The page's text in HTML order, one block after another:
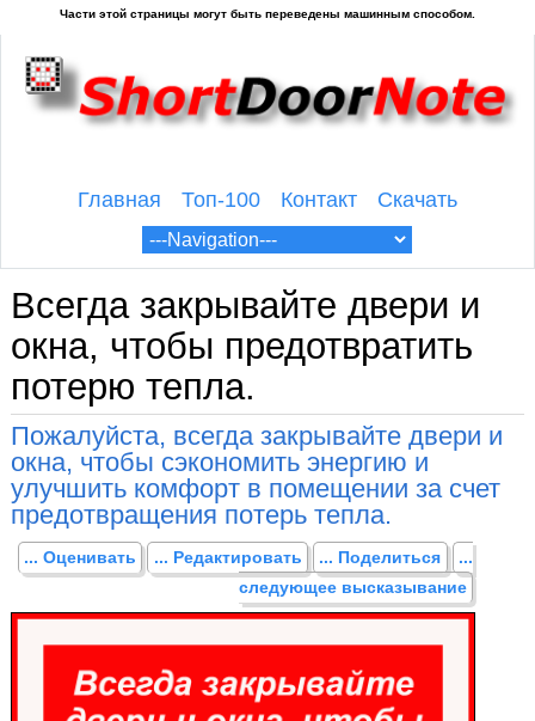
Главная Топ-100 Контакт Скачать
Всегда закрывайте двери и
окна, чтобы предотвратить
потерю тепла.
Пожалуйста, всегда закрывайте двери и
окна, чтобы сэкономить энергию и
улучшить комфорт в помещении за счет
предотвращения потерь тепла.
... Оценивать ... Редактировать ... Поделиться
...
следующее высказывание